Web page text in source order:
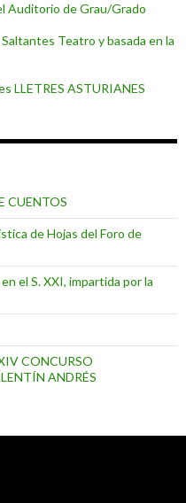
Auditorio de Grau/Grado
Teatro y basada en la
LLETRES ASTURIANES
CUENTOS
de Hojas del Foro de
el S. XXI, impartida por la
CONCURSO
ANDRÉS